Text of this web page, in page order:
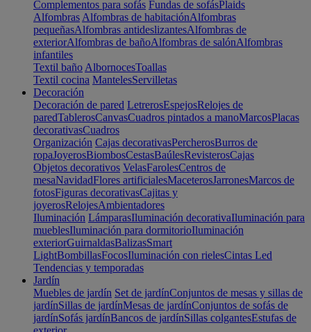
Complementos para sofás Fundas de sofásPlaids
Alfombras Alfombras de habitaciónAlfombras
pequeñasAlfombras antideslizantesAlfombras de
exteriorAlfombras de bañoAlfombras de salónAlfombras
infantiles
Textil baño AlbornocesToallas
Textil cocina MantelesServilletas
Decoración
Decoración de pared LetrerosEspejosRelojes de
paredTablerosCanvasCuadros pintados a manoMarcosPlacas
decorativasCuadros
Organización Cajas decorativasPercherosBurros de
ropaJoyerosBiombosCestasBaúlesRevisterosCajas
Objetos decorativos VelasFarolesCentros de
mesaNavidadFlores artificialesMaceterosJarronesMarcos de
fotosFiguras decorativasCajitas y
joyerosRelojesAmbientadores
Iluminación LámparasIluminación decorativaIluminación para
mueblesIluminación para dormitorioIluminación
exteriorGuirnaldasBalizasSmart
LightBombillasFocosIluminación con rielesCintas Led
Tendencias y temporadas
Jardín
Muebles de jardín Set de jardínConjuntos de mesas y sillas de
jardínSillas de jardínMesas de jardínConjuntos de sofás de
jardínSofás jardínBancos de jardínSillas colgantesEstufas de